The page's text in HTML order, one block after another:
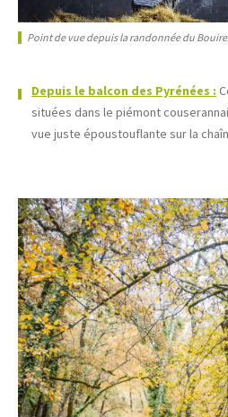
Point de vue depuis la randonnée du
Depuis le balcon des Pyrénées :
situées dans le piémont
vue juste époustouflante sur la